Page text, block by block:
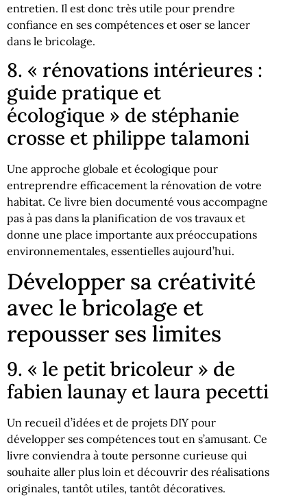
entretien. Il est donc très utile pour prendre
confiance en ses compétences et oser se lancer
dans le bricolage.
8. « rénovations intérieures :
guide pratique et
écologique » de stéphanie
crosse et philippe talamoni
Une approche globale et écologique pour
entreprendre efficacement la rénovation de votre
habitat. Ce livre bien documenté vous accompagne
pas à pas dans la planification de vos travaux et
donne une place importante aux préoccupations
environnementales, essentielles aujourd’hui.
Développer sa créativité
avec le bricolage et
repousser ses limites
9. « le petit bricoleur » de
fabien launay et laura pecetti
Un recueil d’idées et de projets DIY pour
développer ses compétences tout en s’amusant. Ce
livre conviendra à toute personne curieuse qui
souhaite aller plus loin et découvrir des réalisations
originales, tantôt utiles, tantôt décoratives.